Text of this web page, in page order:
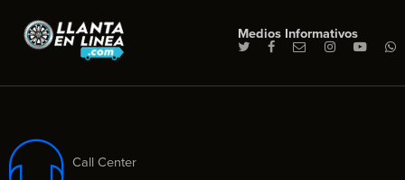
Medios Informativos
Call Center